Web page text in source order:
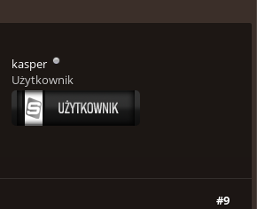
kasper
Użytkownik
#9